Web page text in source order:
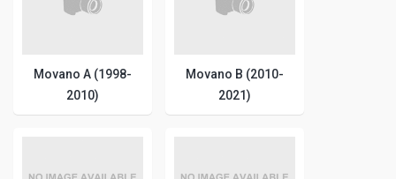
Movano A (1998-
2010)
Movano B (2010-
2021)